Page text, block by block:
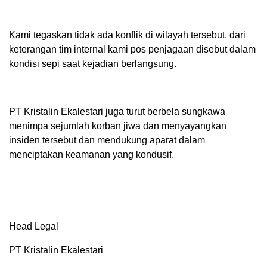
Kami tegaskan tidak ada konflik di wilayah tersebut, dari
keterangan tim internal kami pos penjagaan disebut dalam
kondisi sepi saat kejadian berlangsung.
PT Kristalin Ekalestari juga turut berbela sungkawa
menimpa sejumlah korban jiwa dan menyayangkan
insiden tersebut dan mendukung aparat dalam
menciptakan keamanan yang kondusif.
Head Legal
PT Kristalin Ekalestari